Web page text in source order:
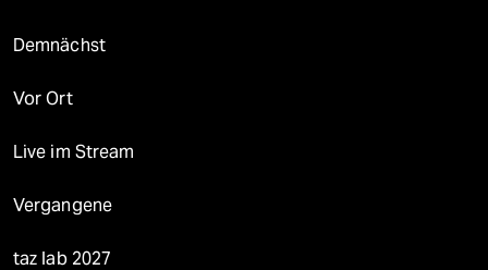
Demnächst
Vor Ort
Live im Stream
Vergangene
taz lab 2027